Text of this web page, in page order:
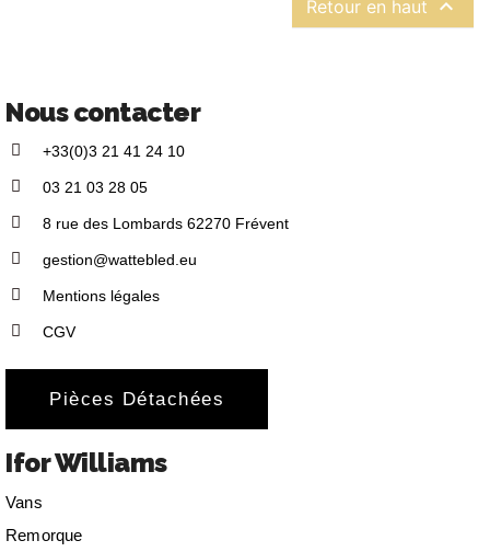
Retour en haut 
Nous contacter
+33(0)3 21 41 24 10
03 21 03 28 05
8 rue des Lombards 62270 Frévent
gestion@wattebled.eu
Mentions légales
CGV
Pièces Détachées
Ifor Williams
Vans
Remorque